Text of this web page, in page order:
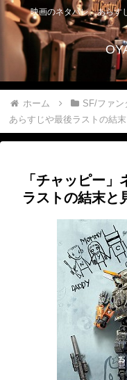
映画のネタバレ、あらす
ホーム SF/ファン
あらすじや最後ラストの結
「チャッピー
ラストの結末と